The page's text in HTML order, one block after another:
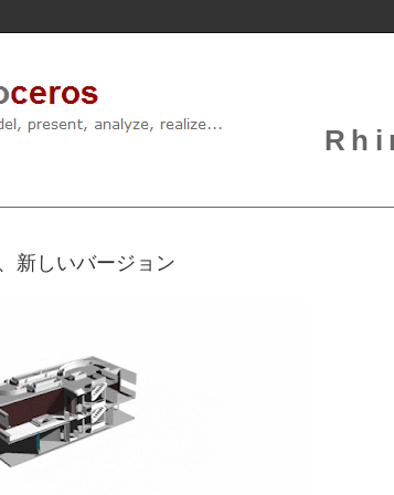
新しいバージョン